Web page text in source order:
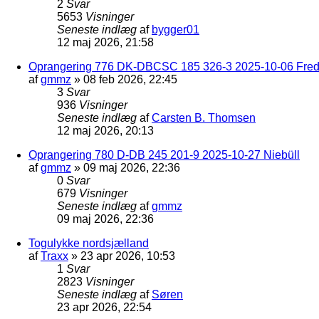
2 Svar
5653 Visninger
Seneste indlæg af bygger01
12 maj 2026, 21:58
Oprangering 776 DK-DBCSC 185 326-3 2025-10-06
afgmmz » 08 feb 2026, 22:45
3 Svar
936 Visninger
Seneste indlæg afCarsten B. Thomsen
12 maj 2026, 20:13
Oprangering 780 D-DB 245 201-9 2025-10-27 Niebüll
afgmmz » 09 maj 2026, 22:36
0 Svar
679 Visninger
Seneste indlæg afgmmz
09 maj 2026, 22:36
Togulykke nordsjælland
afTraxx » 23 apr 2026, 10:53
1 Svar
2823 Visninger
Seneste indlæg af Søren
23 apr 2026, 22:54